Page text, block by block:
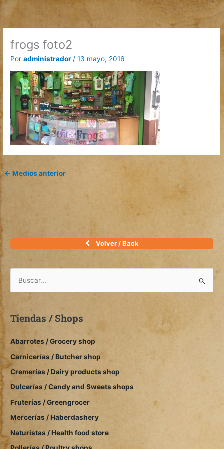
Ir
contenido
frogs foto2
Poradministrador /13 mayo, 2016
← Medios anterior
Volver / Back
c
:
Tiendas / Shops
Abarrotes / Grocery shop
Carnicerías / Butcher shop
Cremerías / Dairy products shop
Dulcerías / Candy and Sweets shops
Fruterías / Greengrocer
Mercerías / Haberdashery
Naturistas / Health food store